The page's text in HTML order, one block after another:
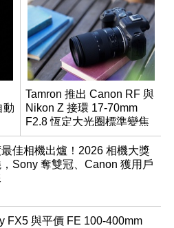
動
Tamron 推出 Canon RF 與
Nikon Z 接環 17-70mm
F2.8 恆定大光圈標準變焦
鏡
佳相機出爐！2026 相機大獎
Sony 奪雙冠、Canon 獲用戶
FX5 與平價 FE 100-400mm